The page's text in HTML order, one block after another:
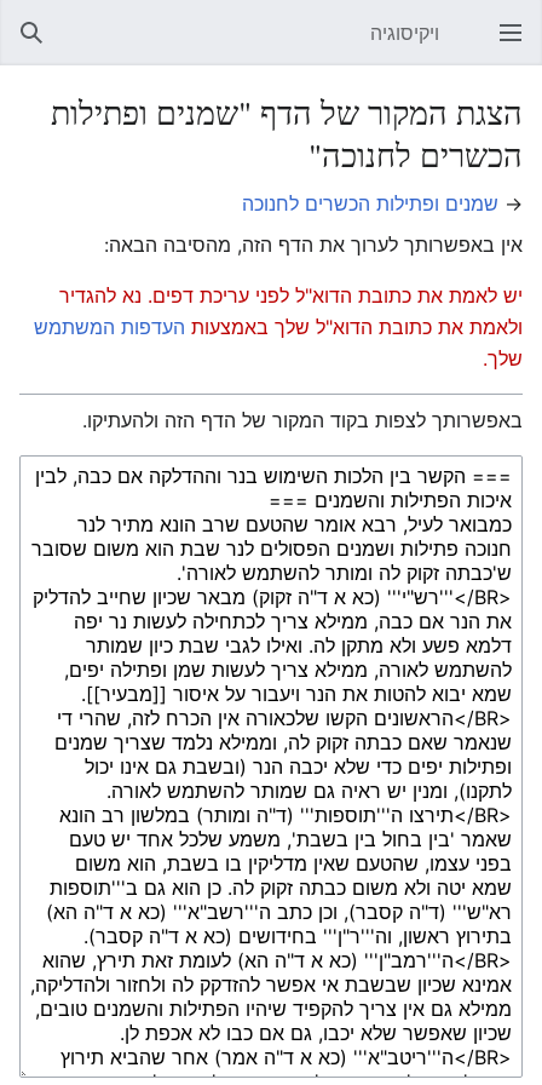
פתיחת התפריט הראשי ויקיסוגיה
הצגת המקור של הדף "שמנים ופתילות
הכשרים לחנוכה"
→ שמנים ופתילות הכשרים לחנוכה
אין באפשרותך לערוך את הדף הזה, מהסיבה הבאה:
יש לאמת את כתובת הדוא"ל לפני עריכת דפים. נא להגדיר
ולאמת את כתובת הדוא"ל שלך באמצעות העדפות המשתמש
שלך.
באפשרותך לצפות בקוד המקור של הדף הזה ולהעתיקו.